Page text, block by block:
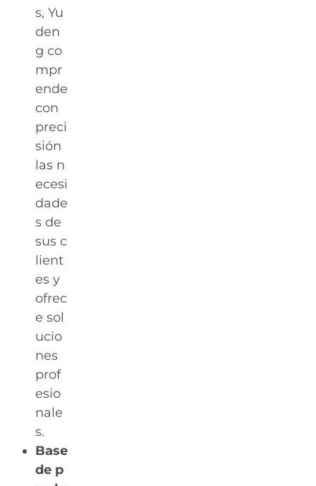
s, Yu
den
g co
mpr
ende
con
preci
sión
las n
ecesi
dade
s de
sus c
lient
es y
ofrec
e sol
ucio
nes
prof
esio
nale
s.
Base
de p